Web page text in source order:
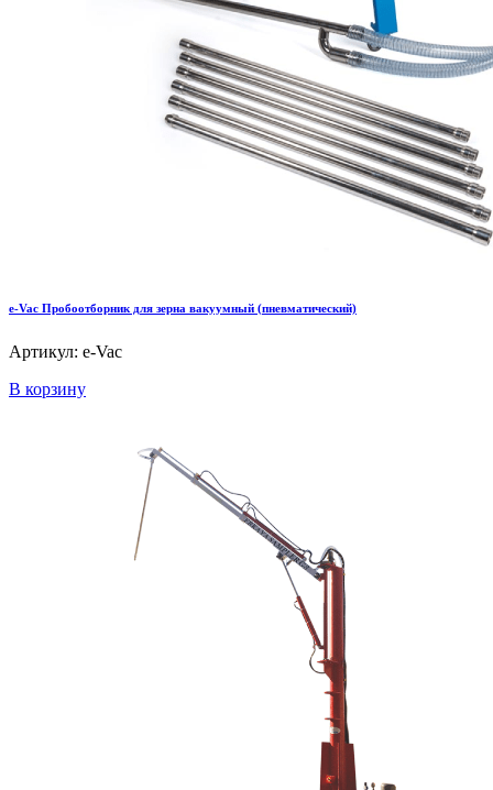
e-Vac Пробоотборник для зерна вакуумный (пневматический)
Артикул: e-Vac
В корзину